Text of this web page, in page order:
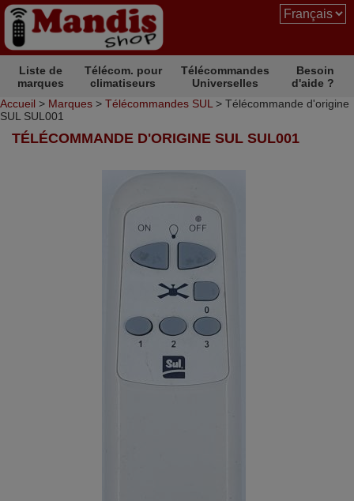
Liste de
marques
Télécom. pour
climatiseurs
Télécommandes
Universelles
Besoin
d'aide ?
Accueil > Marques > Télécommandes SUL > Télécommande d'origine
SUL SUL001
TÉLÉCOMMANDE D'ORIGINE SUL SUL001